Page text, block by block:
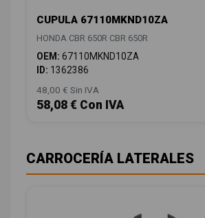
CUPULA 67110MKND10ZA
HONDA CBR 650R CBR 650R
OEM: 67110MKND10ZA
ID: 1362386
48,00 € Sin IVA
58,08 € Con IVA
CARROCERÍA LATERALES